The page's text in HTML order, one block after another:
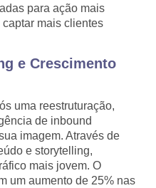
para ação mais
mais clientes
e Crescimento
uma reestruturação,
de inbound
imagem. Através de
e storytelling,
mais jovem. O
um aumento de 25% nas